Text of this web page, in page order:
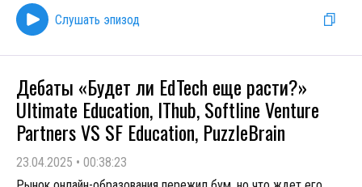
Слушать эпизод
Дебаты «Будет ли EdTech еще расти?»
Ultimate Education, IThub, Softline Venture
Partners VS SF Education, PuzzleBrain
23.04.2025 • 00:38:23